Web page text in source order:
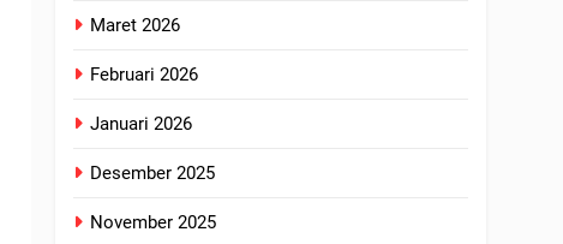
Maret 2026
Februari 2026
Januari 2026
Desember 2025
November 2025